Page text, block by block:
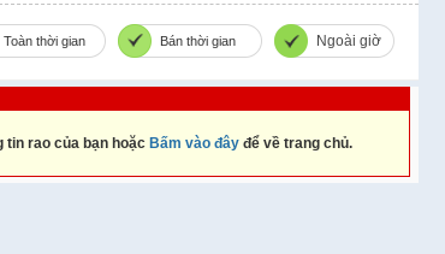
Toàn thời gian Bán thời gian Ngoài giờ
tin rao của bạn hoặc Bấm vào đây để về trang chủ.